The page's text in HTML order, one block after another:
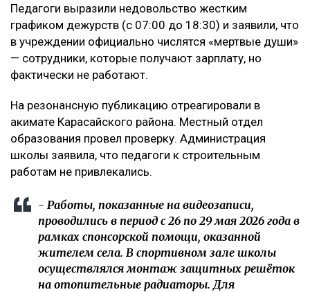
Педагоги выразили недовольство жестким
графиком дежурств (с 07:00 до 18:30) и заявили, что
в учреждении официально числятся «мертвые души»
— сотрудники, которые получают зарплату, но
фактически не работают.
На резонансную публикацию отреагировали в
акимате Карасайского района. Местный отдел
образования провел проверку. Администрация
школы заявила, что педагоги к строительным
работам не привлекались.
- Работы, показанные на видеозаписи,
проводились в период с 26 по 29 мая 2026 года в
рамках спонсорской помощи, оказанной
жителем села. В спортивном зале школы
осуществлялся монтаж защитных решёток
на отопительные радиаторы. Для